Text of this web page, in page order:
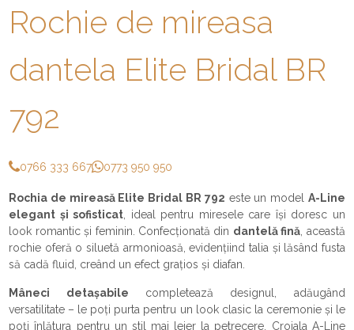
Rochie de mireasa
dantela Elite Bridal BR
792
0766 333 667 0773 950 950
Rochia de mireasă Elite Bridal BR 792 este un model A-Line
elegant și sofisticat , ideal pentru miresele care își doresc un
look romantic și feminin. Confecționată din dantelă fină , această
rochie oferă o siluetă armonioasă, evidențiind talia și lăsând fusta
să cadă fluid, creând un efect grațios și diafan.
Mâneci detașabile completează designul, adăugând
versatilitate – le poți purta pentru un look clasic la ceremonie și le
poți înlătura pentru un stil mai lejer la petrecere. Croiala A-Line